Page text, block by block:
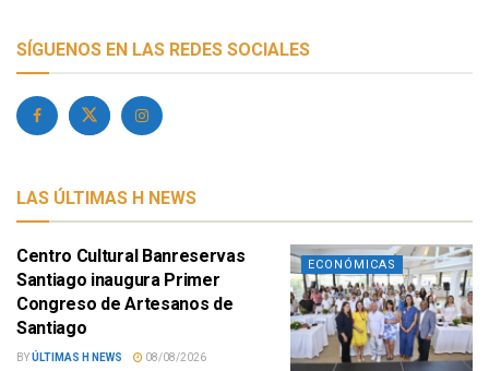
SÍGUENOS EN LAS REDES SOCIALES
LAS ÚLTIMAS H NEWS
ECONÓMICAS
Centro Cultural Banreservas
Santiago inaugura Primer
Congreso de Artesanos de
Santiago
BYÚLTIMAS H NEWS 08/08/2026